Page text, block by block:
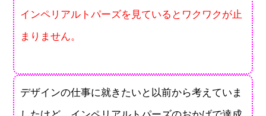
インペリアルトパーズを見ているとワクワクが止
まりません。
デザインの仕事に就きたいと以前から考えていま